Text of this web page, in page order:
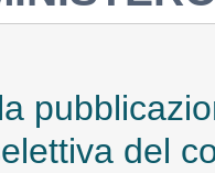
del